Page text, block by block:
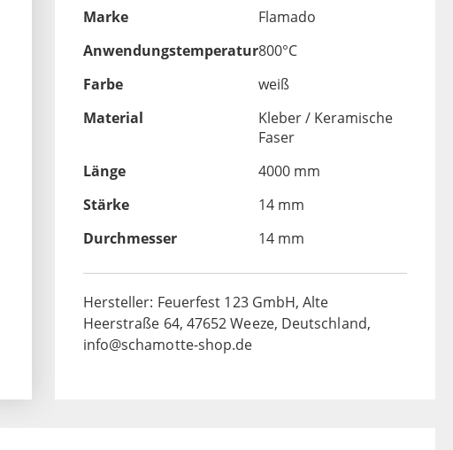
Marke
Flamado
Anwendungstemperatur800°C
Farbe
weiß
Material
Kleber / Keramische
Faser
Länge
4000 mm
Stärke
14 mm
Durchmesser
14 mm
Hersteller: Feuerfest 123 GmbH, Alte
Heerstraße 64, 47652 Weeze, Deutschland,
info@schamotte-shop.de